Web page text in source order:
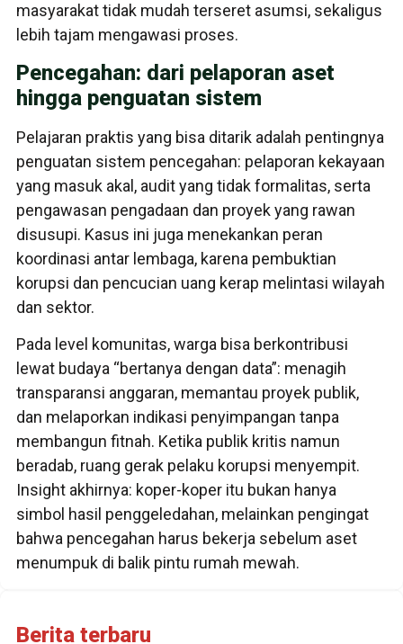
masyarakat tidak mudah terseret asumsi, sekaligus
lebih tajam mengawasi proses.
Pencegahan: dari pelaporan aset
hingga penguatan sistem
Pelajaran praktis yang bisa ditarik adalah pentingnya
penguatan sistem pencegahan: pelaporan kekayaan
yang masuk akal, audit yang tidak formalitas, serta
pengawasan pengadaan dan proyek yang rawan
disusupi. Kasus ini juga menekankan peran
koordinasi antar lembaga, karena pembuktian
korupsi dan pencucian uang kerap melintasi wilayah
dan sektor.
Pada level komunitas, warga bisa berkontribusi
lewat budaya “bertanya dengan data”: menagih
transparansi anggaran, memantau proyek publik,
dan melaporkan indikasi penyimpangan tanpa
membangun fitnah. Ketika publik kritis namun
beradab, ruang gerak pelaku korupsi menyempit.
Insight akhirnya: koper-koper itu bukan hanya
simbol hasil penggeledahan, melainkan pengingat
bahwa pencegahan harus bekerja sebelum aset
menumpuk di balik pintu rumah mewah.
Berita terbaru